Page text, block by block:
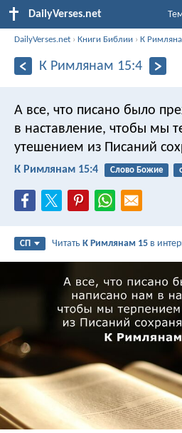
DailyVerses.net
DailyVerses.net ›Книги Библии ›К
К Римлянам 15:4
А все, что писано было
в наставление, чтобы мы
утешением из Писаний
К Римлянам 15:4 Слово Божие
СП ЧитатьК Римлянам 15 в